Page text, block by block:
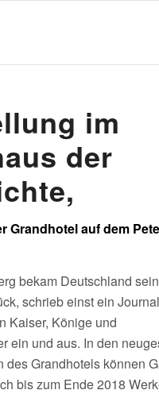
im
der
Grandhotel auf dem
bekam Deutschland
schrieb einst ein
Kaiser, Könige und
ein und aus. In den
des Grandhotels können
bis zum Ende 2018